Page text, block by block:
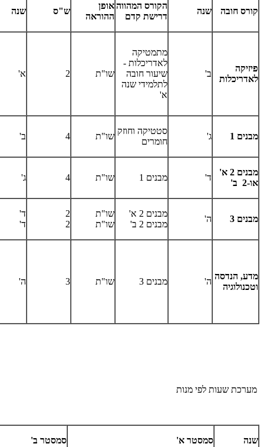
קורס חובה שנה
הקורס המהווה
דרישת קדם
אופן
ההוראה
ש"ס שנה
פיזיקה
לאדריכלות
ב'
מתמטיקה
לאדריכלות -
שיעור חובה
לתלמידי שנה
א'
שו"ת 2 א'
מבנים 1 ג'
סטטיקה וחוזק
חומרים
שו"ת 4 ב'
מבנים 2 א'
​או-2 ב'
ד' מבנים 1 שו"ת 4 ג'
מבנים 3 ה'
מבנים 2 א'
מבנים 2 ב'
שו"ת
שו"ת
2
2
ד'
ד'
מדע, הנדסה
וטכנולוגיה
ה' מבנים 3 שו"ת 3 ה'
מערכת שעות לפי מנות
שנה סמסטר א' סמסטר ב'